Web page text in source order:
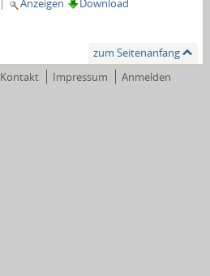
| Anzeigen Download
zum Seitenanfang
Kontakt Impressum Anmelden